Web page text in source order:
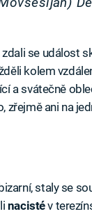
se událost
kolem
a svátečně
zřejmě ani na
staly se
nacistév